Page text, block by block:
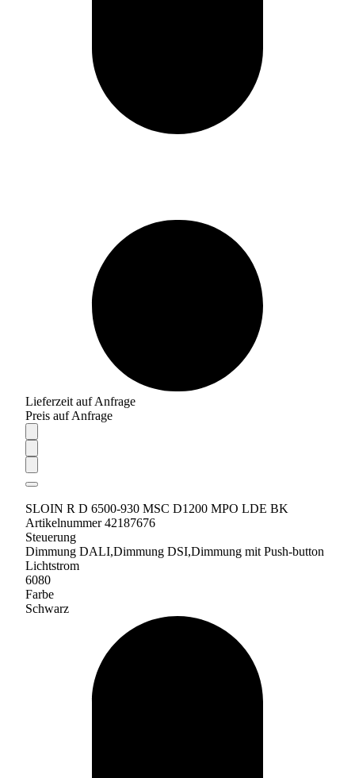
Lieferzeit auf Anfrage
Preis auf Anfrage
SLOIN R D 6500-930 MSC D1200 MPO LDE BK
Artikelnummer 42187676
Steuerung
Dimmung DALI,Dimmung DSI,Dimmung mit Push-button
Lichtstrom
6080
Farbe
Schwarz